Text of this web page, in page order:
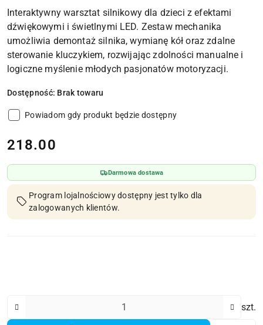
Interaktywny warsztat silnikowy dla dzieci z efektami
dźwiękowymi i świetlnymi LED. Zestaw mechanika
umożliwia demontaż silnika, wymianę kół oraz zdalne
sterowanie kluczykiem, rozwijając zdolności manualne i
logiczne myślenie młodych pasjonatów motoryzacji.
Dostępność: Brak towaru
Powiadom gdy produkt będzie dostępny
cena:
218.00
Darmowa dostawa
Program lojalnościowy dostępny jest tylko dla
zalogowanych klientów.
szt.